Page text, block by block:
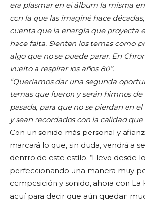
era plasmar en el álbum la misma
con la que las imaginé hace
cuenta que la energía que proyecta
hace falta. Sienten los temas como
algo que no se puede parar. En
vuelto a respirar los años 80”.
“Queríamos dar una segunda
temas que fueron y serán himnos de
pasada, para que no se pierdan en
y sean recordados con la calidad que
Con un sonido más personal y
marcará lo que, sin duda, vendrá a
dentro de este estilo. “Llevo desde
perfeccionando una manera muy
composición y sonido, ahora con La
aquí para decir que aún quedan